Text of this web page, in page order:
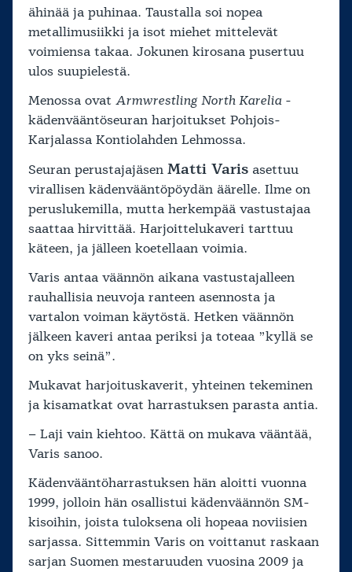
ähinää ja puhinaa. Taustalla soi nopea
metallimusiikki ja isot miehet mittelevät
voimiensa takaa. Jokunen kirosana pusertuu
ulos suupielestä.
Menossa ovat Armwrestling North Karelia-
kädenvääntöseuran harjoitukset Pohjois-
Karjalassa Kontiolahden Lehmossa.
Seuran perustajajäsen Matti Varis asettuu
virallisen kädenvääntöpöydän äärelle. Ilme on
peruslukemilla, mutta herkempää vastustajaa
saattaa hirvittää. Harjoittelukaveri tarttuu
käteen, ja jälleen koetellaan voimia.
Varis antaa väännön aikana vastustajalleen
rauhallisia neuvoja ranteen asennosta ja
vartalon voiman käytöstä. Hetken väännön
jälkeen kaveri antaa periksi ja toteaa ”kyllä se
on yks seinä”.
Mukavat harjoituskaverit, yhteinen tekeminen
ja kisamatkat ovat harrastuksen parasta antia.
– Laji vain kiehtoo. Kättä on mukava vääntää,
Varis sanoo.
Kädenvääntöharrastuksen hän aloitti vuonna
1999, jolloin hän osallistui kädenväännön SM-
kisoihin, joista tuloksena oli hopeaa noviisien
sarjassa. Sittemmin Varis on voittanut raskaan
sarjan Suomen mestaruuden vuosina 2009 ja